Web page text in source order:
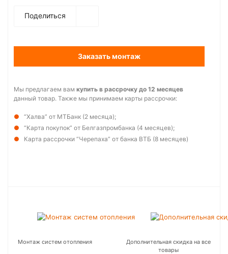
Поделиться
Заказать монтаж
Мы предлагаем вам купить в рассрочку до 12 месяцев
данный товар. Также мы принимаем карты рассрочки:
“Халва” от МТБанк (2 месяца);
“Карта покупок” от Белгазпромбанка (4 месяцев);
Карта рассрочки “Черепаха” от банка ВТБ (8 месяцев)
Монтаж систем отопления
Дополнительная скидка на все
товары